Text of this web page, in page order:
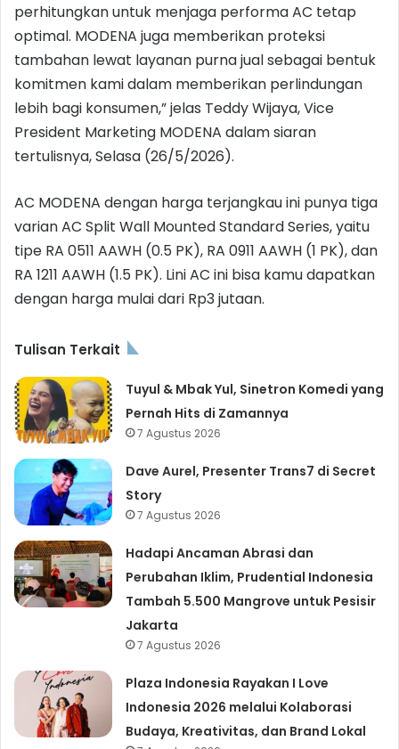
perhitungkan untuk menjaga performa AC tetap
optimal. MODENA juga memberikan proteksi
tambahan lewat layanan purna jual sebagai bentuk
komitmen kami dalam memberikan perlindungan
lebih bagi konsumen,” jelas Teddy Wijaya, Vice
President Marketing MODENA dalam siaran
tertulisnya, Selasa (26/5/2026).
AC MODENA dengan harga terjangkau ini punya tiga
varian AC Split Wall Mounted Standard Series, yaitu
tipe RA 0511 AAWH (0.5 PK), RA 0911 AAWH (1 PK), dan
RA 1211 AAWH (1.5 PK). Lini AC ini bisa kamu dapatkan
dengan harga mulai dari Rp3 jutaan.
Tulisan Terkait
Tuyul & Mbak Yul, Sinetron Komedi yang
Pernah Hits di Zamannya
7 Agustus 2026
Dave Aurel, Presenter Trans7 di Secret
Story
7 Agustus 2026
Hadapi Ancaman Abrasi dan
Perubahan Iklim, Prudential Indonesia
Tambah 5.500 Mangrove untuk Pesisir
Jakarta
7 Agustus 2026
Plaza Indonesia Rayakan I Love
Indonesia 2026 melalui Kolaborasi
Budaya, Kreativitas, dan Brand Lokal